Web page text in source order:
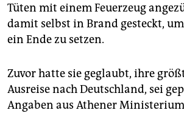
Tüten mit einem Feuerzeug
damit selbst in Brand gesteckt,
ein Ende zu setzen.
Zuvor hatte sie geglaubt, ihre
Ausreise nach Deutschland, sei
Angaben aus Athener